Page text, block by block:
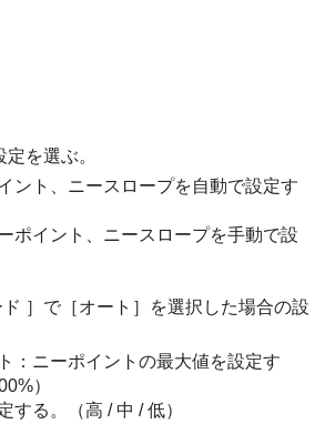
定を選ぶ。
ント、ニースロープを自動で設定す
ポイント、ニースロープを手動で設
ド ］ で ［オート］
を選択した場合の設
：ニーポイントの最大値を設定す
）
する。（高 /中 /低）